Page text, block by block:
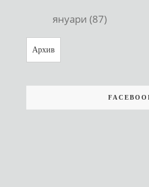
януари (87)
Архив